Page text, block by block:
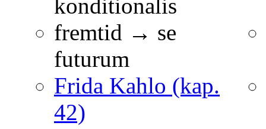
konditionalis
fremtid → se
futurum
Frida Kahlo (kap.
42)